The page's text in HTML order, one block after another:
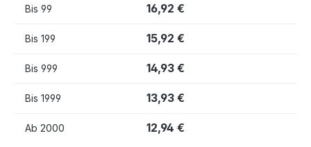
Bis 99 16,92 €
Bis 199 15,92 €
Bis 999 14,93 €
Bis 1999 13,93 €
Ab 2000 12,94 €